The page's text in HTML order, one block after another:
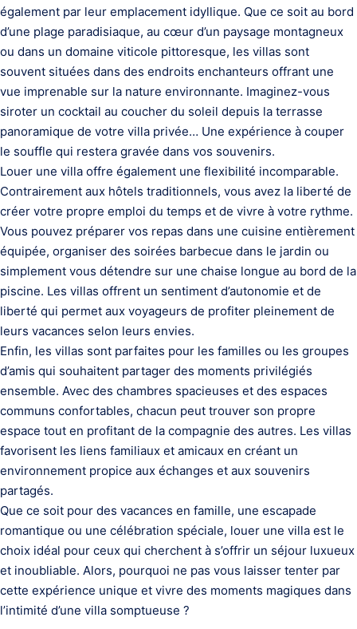
également par leur emplacement idyllique. Que ce soit au bord
d’une plage paradisiaque, au cœur d’un paysage montagneux
ou dans un domaine viticole pittoresque, les villas sont
souvent situées dans des endroits enchanteurs offrant une
vue imprenable sur la nature environnante. Imaginez-vous
siroter un cocktail au coucher du soleil depuis la terrasse
panoramique de votre villa privée… Une expérience à couper
le souffle qui restera gravée dans vos souvenirs.
Louer une villa offre également une flexibilité incomparable.
Contrairement aux hôtels traditionnels, vous avez la liberté de
créer votre propre emploi du temps et de vivre à votre rythme.
Vous pouvez préparer vos repas dans une cuisine entièrement
équipée, organiser des soirées barbecue dans le jardin ou
simplement vous détendre sur une chaise longue au bord de la
piscine. Les villas offrent un sentiment d’autonomie et de
liberté qui permet aux voyageurs de profiter pleinement de
leurs vacances selon leurs envies.
Enfin, les villas sont parfaites pour les familles ou les groupes
d’amis qui souhaitent partager des moments privilégiés
ensemble. Avec des chambres spacieuses et des espaces
communs confortables, chacun peut trouver son propre
espace tout en profitant de la compagnie des autres. Les villas
favorisent les liens familiaux et amicaux en créant un
environnement propice aux échanges et aux souvenirs
partagés.
Que ce soit pour des vacances en famille, une escapade
romantique ou une célébration spéciale, louer une villa est le
choix idéal pour ceux qui cherchent à s’offrir un séjour luxueux
et inoubliable. Alors, pourquoi ne pas vous laisser tenter par
cette expérience unique et vivre des moments magiques dans
l’intimité d’une villa somptueuse ?